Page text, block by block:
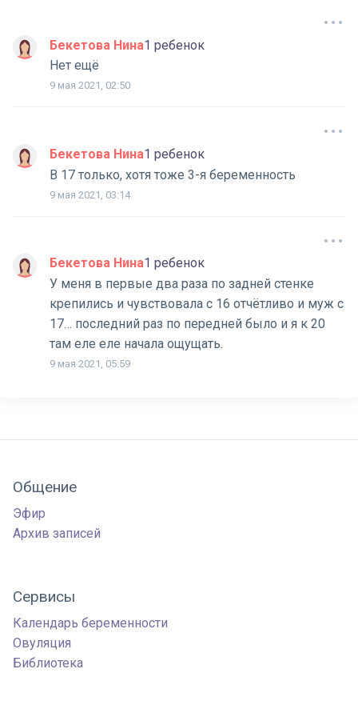
Бекетова Нина1 ребенок
Нет ещё
9 мая 2021, 02:50
Бекетова Нина1 ребенок
В 17 только, хотя тоже 3-я беременность
9 мая 2021, 03:14
Бекетова Нина1 ребенок
У меня в первые два раза по задней стенке
крепились и чувствовала с 16 отчётливо и муж с
17… последний раз по передней было и я к 20
там еле еле начала ощущать.
9 мая 2021, 05:59
Общение
Эфир
Архив записей
Сервисы
Календарь беременности
Овуляция
Библиотека